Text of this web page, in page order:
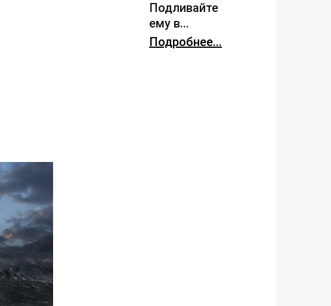
Подливайте
ему в...
Подробнее...